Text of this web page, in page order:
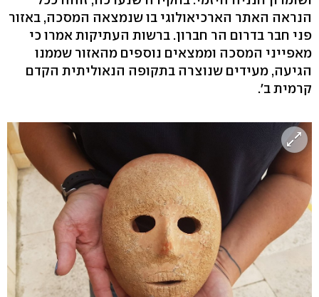
הנראה האתר הארכיאולוגי בו שנמצאה המסכה, באזור
פני חבר בדרום הר חברון. ברשות העתיקות אמרו כי
מאפייני המסכה וממצאים נוספים מהאזור שממנו
הגיעה, מעידים שנוצרה בתקופה הנאוליתית הקדם
קרמית ב'.